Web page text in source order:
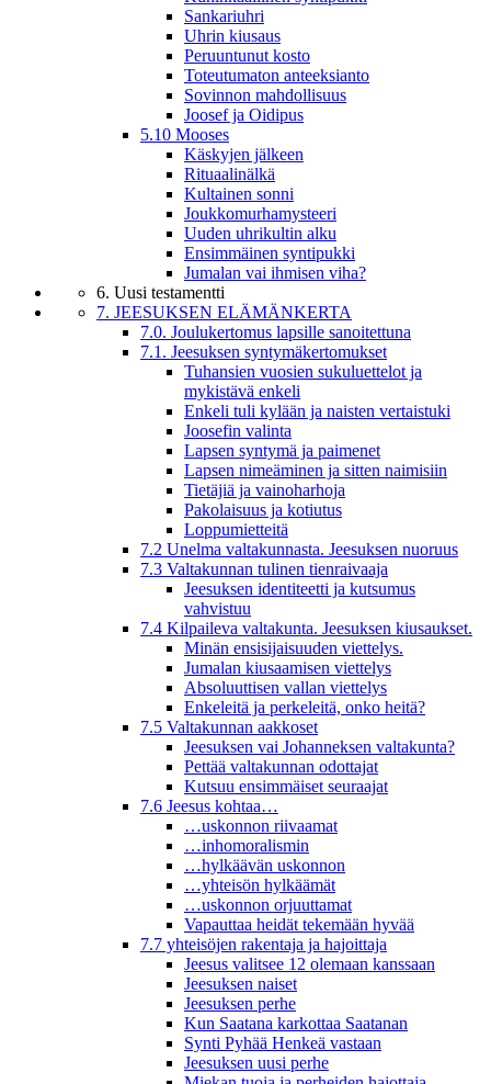
Sankariuhri
Uhrin kiusaus
Peruuntunut kosto
Toteutumaton anteeksianto
Sovinnon mahdollisuus
Joosef ja Oidipus
5.10 Mooses
Käskyjen jälkeen
Rituaalinälkä
Kultainen sonni
Joukkomurhamysteeri
Uuden uhrikultin alku
Ensimmäinen syntipukki
Jumalan vai ihmisen viha?
6. Uusi testamentti
7. JEESUKSEN ELÄMÄNKERTA
7.0. Joulukertomus lapsille sanoitettuna
7.1. Jeesuksen syntymäkertomukset
Tuhansien vuosien sukuluettelot ja
mykistävä enkeli
Enkeli tuli kylään ja naisten vertaistuki
Joosefin valinta
Lapsen syntymä ja paimenet
Lapsen nimeäminen ja sitten naimisiin
Tietäjiä ja vainoharhoja
Pakolaisuus ja kotiutus
Loppumietteitä
7.2 Unelma valtakunnasta. Jeesuksen nuoruus
7.3 Valtakunnan tulinen tienraivaaja
Jeesuksen identiteetti ja kutsumus
vahvistuu
7.4 Kilpaileva valtakunta. Jeesuksen kiusaukset.
Minän ensisijaisuuden viettelys.
Jumalan kiusaamisen viettelys
Absoluuttisen vallan viettelys
Enkeleitä ja perkeleitä, onko heitä?
7.5 Valtakunnan aakkoset
Jeesuksen vai Johanneksen valtakunta?
Pettää valtakunnan odottajat
Kutsuu ensimmäiset seuraajat
7.6 Jeesus kohtaa…
…uskonnon riivaamat
…inhomoralismin
…hylkäävän uskonnon
…yhteisön hylkäämät
…uskonnon orjuuttamat
Vapauttaa heidät tekemään hyvää
7.7 yhteisöjen rakentaja ja hajoittaja
Jeesus valitsee 12 olemaan kanssaan
Jeesuksen naiset
Jeesuksen perhe
Kun Saatana karkottaa Saatanan
Synti Pyhää Henkeä vastaan
Jeesuksen uusi perhe